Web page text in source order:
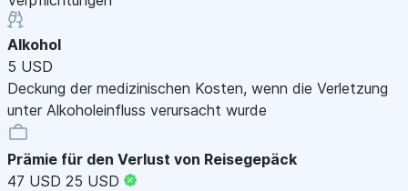
Alkohol
5 USD
Deckung der medizinischen Kosten, wenn die Verletzung
unter Alkoholeinfluss verursacht wurde
Prämie für den Verlust von Reisegepäck
47 USD 25 USD